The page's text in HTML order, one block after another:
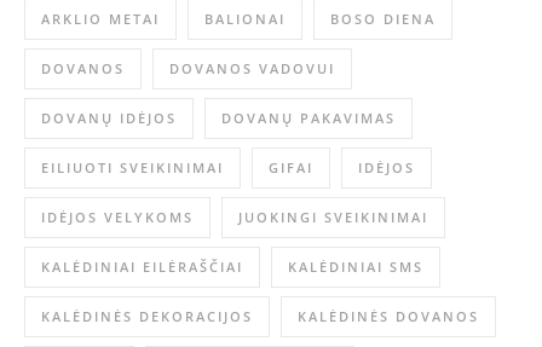
ARKLIO METAI BALIONAI BOSO DIENA
DOVANOS DOVANOS VADOVUI
DOVANŲ IDĖJOS DOVANŲ PAKAVIMAS
EILIUOTI SVEIKINIMAI GIFAI IDĖJOS
IDĖJOS VELYKOMS JUOKINGI SVEIKINIMAI
KALĖDINIAI EILĖRAŠČIAI KALĖDINIAI SMS
KALĖDINĖS DEKORACIJOS KALĖDINĖS DOVANOS